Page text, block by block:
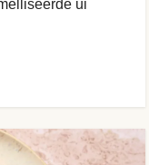
ui